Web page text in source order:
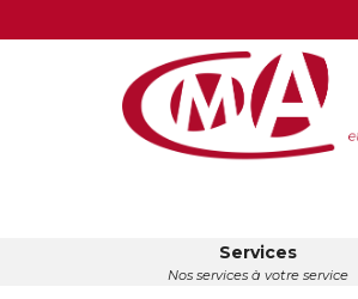
Services
Nos services à votre service